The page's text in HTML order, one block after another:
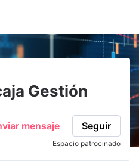
Gestión
mensaje Seguir
Espacio patrocinado